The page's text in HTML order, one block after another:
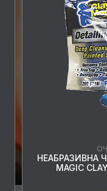
НЕАБРАЗИВНА
MAGIC